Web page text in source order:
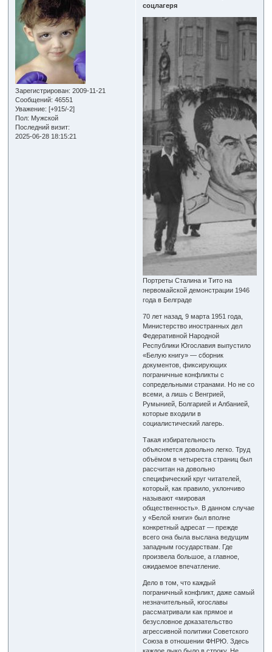
Зарегистрирован: 2009-11-21
Сообщений: 46551
Уважение: [+915/-2]
Пол: Мужской
Последний визит:
2025-06-28 18:15:21
соцлагеря
Портреты Сталина и Тито на
первомайской демонстрации 1946
года в Белграде
70 лет назад, 9 марта 1951 года,
Министерство иностранных дел
Федеративной Народной
Республики Югославия выпустило
«Белую книгу» — сборник
документов, фиксирующих
пограничные конфликты с
сопредельными странами. Но не со
всеми, а лишь с Венгрией,
Румынией, Болгарией и Албанией,
которые входили в
социалистический лагерь.
Такая избирательность
объясняется довольно легко. Труд
объёмом в четыреста страниц был
рассчитан на довольно
специфический круг читателей,
который, как правило, уклончиво
называют «мировая
общественность». В данном случае
у «Белой книги» был вполне
конкретный адресат — прежде
всего она была выслана ведущим
западным государствам. Где
произвела большое, а главное,
ожидаемое впечатление.
Дело в том, что каждый
пограничный конфликт, даже самый
незначительный, югославы
рассматривали как прямое и
безусловное доказательство
агрессивной политики Советского
Союза в отношении ФНРЮ. Здесь
каждое лыко было в строку. Не